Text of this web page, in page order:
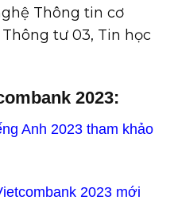
Thông tin cơ
tư 03, Tin học
2023:
Anh 2023 tham khảo
2023 mới